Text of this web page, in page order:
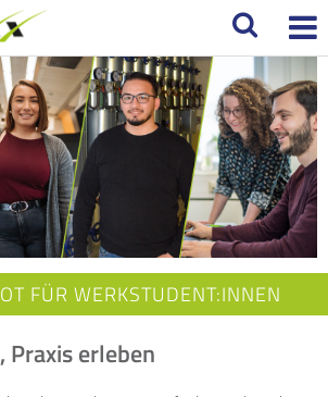
FÜR WERKSTUDENT:INNEN
Praxis erleben